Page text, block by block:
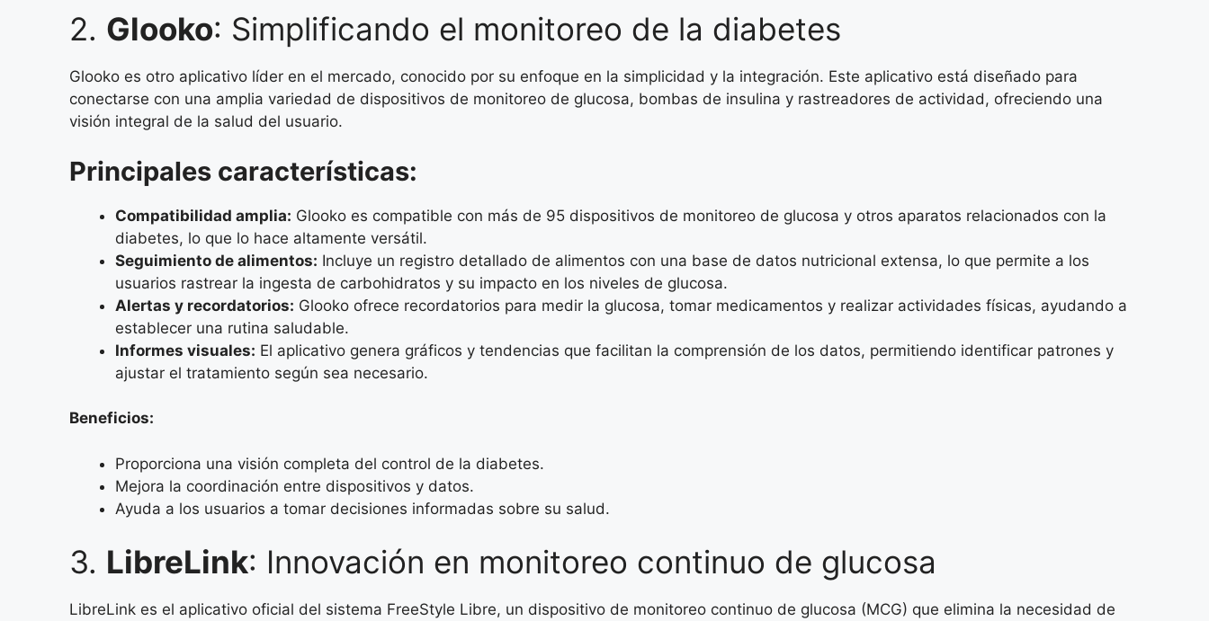
2. Glooko: Simplificando el monitoreo de la diabetes
Glooko es otro aplicativo líder en el mercado, conocido por su enfoque en la simplicidad y la integración. Este aplicativo está diseñado para
conectarse con una amplia variedad de dispositivos de monitoreo de glucosa, bombas de insulina y rastreadores de actividad, ofreciendo una
visión integral de la salud del usuario.
Principales características:
Compatibilidad amplia: Glooko es compatible con más de 95 dispositivos de monitoreo de glucosa y otros aparatos relacionados con la
diabetes, lo que lo hace altamente versátil.
Seguimiento de alimentos: Incluye un registro detallado de alimentos con una base de datos nutricional extensa, lo que permite a los
usuarios rastrear la ingesta de carbohidratos y su impacto en los niveles de glucosa.
Alertas y recordatorios: Glooko ofrece recordatorios para medir la glucosa, tomar medicamentos y realizar actividades físicas, ayudando a
establecer una rutina saludable.
Informes visuales: El aplicativo genera gráficos y tendencias que facilitan la comprensión de los datos, permitiendo identificar patrones y
ajustar el tratamiento según sea necesario.
Beneficios:
Proporciona una visión completa del control de la diabetes.
Mejora la coordinación entre dispositivos y datos.
Ayuda a los usuarios a tomar decisiones informadas sobre su salud.
3. LibreLink: Innovación en monitoreo continuo de glucosa
LibreLink es el aplicativo oficial del sistema FreeStyle Libre, un dispositivo de monitoreo continuo de glucosa (MCG) que elimina la necesidad de